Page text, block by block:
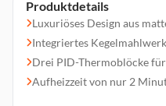
Produktdetails
Luxuriöses Design aus
Integriertes
Drei PID-Thermoblöcke
Aufheizzeit von nur 2